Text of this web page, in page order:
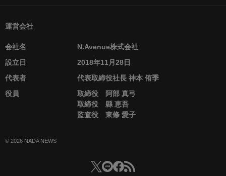
運営会社
会社名
N.Avenue株式会社
設立日
2018年11月28日
代表者
代表取締役社長 神本 侑季
役員
取締役 阿部 真弓
取締役 縣 恵吾
監査役 東條 愛子
© 2026 NADA NEWS